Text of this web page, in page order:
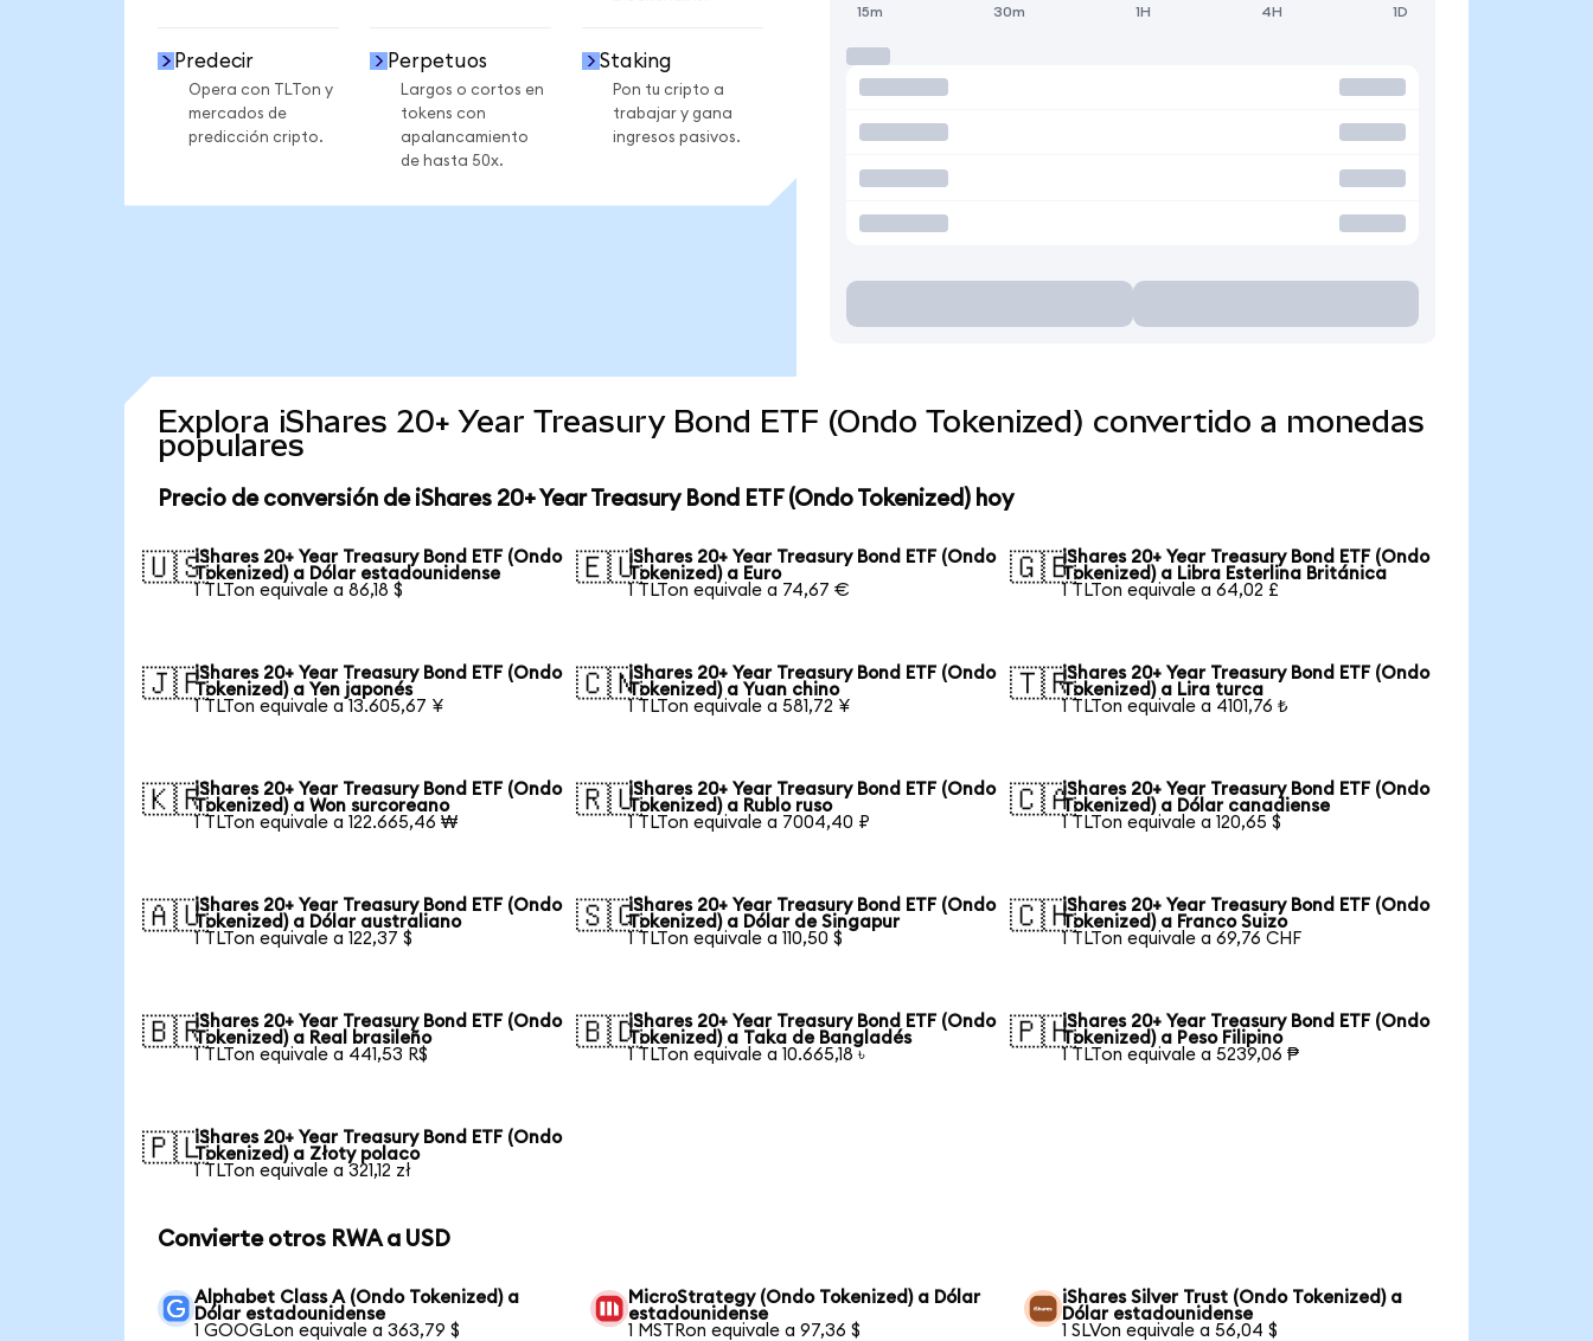
Predecir
Opera con TLTon y
mercados de
predicción cripto.
Perpetuos
Largos o cortos en
tokens con
apalancamiento
de hasta 50x.
Staking
Pon tu cripto a
trabajar y gana
ingresos pasivos.
15m 30m 1H 4H 1D
Explora iShares 20+ Year Treasury Bond ETF (Ondo Tokenized) convertido a monedas
populares
Precio de conversión de iShares 20+ Year Treasury Bond ETF (Ondo Tokenized) hoy
🇺🇸iShares 20+ Year Treasury Bond ETF (Ondo
Tokenized) a Dólar estadounidense
1 TLTon equivale a 86,18 $
🇪🇺iShares 20+ Year Treasury Bond ETF (Ondo
Tokenized) a Euro
1 TLTon equivale a 74,67 €
🇬🇧iShares 20+ Year Treasury Bond ETF (Ondo
Tokenized) a Libra Esterlina Británica
1 TLTon equivale a 64,02 £
🇯🇵iShares 20+ Year Treasury Bond ETF (Ondo
Tokenized) a Yen japonés
1 TLTon equivale a 13.605,67 ¥
🇨🇳iShares 20+ Year Treasury Bond ETF (Ondo
Tokenized) a Yuan chino
1 TLTon equivale a 581,72 ¥
🇹🇷iShares 20+ Year Treasury Bond ETF (Ondo
Tokenized) a Lira turca
1 TLTon equivale a 4101,76 ₺
🇰🇷iShares 20+ Year Treasury Bond ETF (Ondo
Tokenized) a Won surcoreano
1 TLTon equivale a 122.665,46 ₩
🇷🇺iShares 20+ Year Treasury Bond ETF (Ondo
Tokenized) a Rublo ruso
1 TLTon equivale a 7004,40 ₽
🇨🇦iShares 20+ Year Treasury Bond ETF (Ondo
Tokenized) a Dólar canadiense
1 TLTon equivale a 120,65 $
🇦🇺iShares 20+ Year Treasury Bond ETF (Ondo
Tokenized) a Dólar australiano
1 TLTon equivale a 122,37 $
🇸🇬iShares 20+ Year Treasury Bond ETF (Ondo
Tokenized) a Dólar de Singapur
1 TLTon equivale a 110,50 $
🇨🇭iShares 20+ Year Treasury Bond ETF (Ondo
Tokenized) a Franco Suizo
1 TLTon equivale a 69,76 CHF
🇧🇷iShares 20+ Year Treasury Bond ETF (Ondo
Tokenized) a Real brasileño
1 TLTon equivale a 441,53 R$
🇧🇩iShares 20+ Year Treasury Bond ETF (Ondo
Tokenized) a Taka de Bangladés
1 TLTon equivale a 10.665,18 ৳
🇵🇭iShares 20+ Year Treasury Bond ETF (Ondo
Tokenized) a Peso Filipino
1 TLTon equivale a 5239,06 ₱
🇵🇱iShares 20+ Year Treasury Bond ETF (Ondo
Tokenized) a Złoty polaco
1 TLTon equivale a 321,12 zł
Convierte otros RWA a USD
Alphabet Class A (Ondo Tokenized) a
Dólar estadounidense
1 GOOGLon equivale a 363,79 $
MicroStrategy (Ondo Tokenized) a Dólar
estadounidense
1 MSTRon equivale a 97,36 $
iShares Silver Trust (Ondo Tokenized) a
Dólar estadounidense
1 SLVon equivale a 56,04 $